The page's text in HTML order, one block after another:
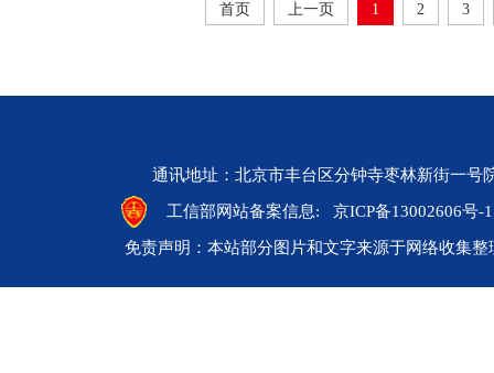
首页 上一页 1 2 3
通讯地址：北京市丰台区分钟寺枣林新街一
工信部网站备案信息: 京ICP备13002606号-1
免责声明：本站部分图片和文字来源于网络收集